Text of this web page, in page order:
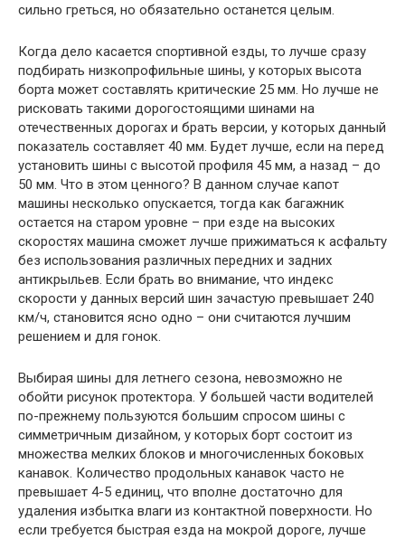
сильно греться, но обязательно останется целым.
Когда дело касается спортивной езды, то лучше сразу
подбирать низкопрофильные шины, у которых высота
борта может составлять критические 25 мм. Но лучше не
рисковать такими дорогостоящими шинами на
отечественных дорогах и брать версии, у которых данный
показатель составляет 40 мм. Будет лучше, если на перед
установить шины с высотой профиля 45 мм, а назад – до
50 мм. Что в этом ценного? В данном случае капот
машины несколько опускается, тогда как багажник
остается на старом уровне – при езде на высоких
скоростях машина сможет лучше прижиматься к асфальту
без использования различных передних и задних
антикрыльев. Если брать во внимание, что индекс
скорости у данных версий шин зачастую превышает 240
км/ч, становится ясно одно – они считаются лучшим
решением и для гонок.
Выбирая шины для летнего сезона, невозможно не
обойти рисунок протектора. У большей части водителей
по-прежнему пользуются большим спросом шины с
симметричным дизайном, у которых борт состоит из
множества мелких блоков и многочисленных боковых
канавок. Количество продольных канавок часто не
превышает 4-5 единиц, что вполне достаточно для
удаления избытка влаги из контактной поверхности. Но
если требуется быстрая езда на мокрой дороге, лучше